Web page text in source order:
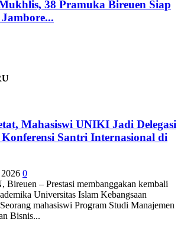
38 Pramuka Bireuen Siap
Mahasiswi UNIKI Jadi Delegasi
Santri Internasional di
0
– Prestasi membanggakan kembali
Universitas Islam Kebangsaan
mahasiswi Program Studi Manajemen
Bisnis...